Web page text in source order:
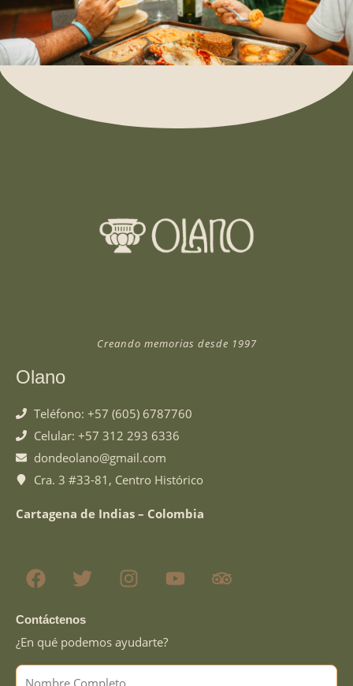
Creando memorias desde 1997
Olano
Teléfono: +57 (605) 6787760
Celular: +57 312 293 6336
dondeolano@gmail.com
Cra. 3 #33-81, Centro Histórico
Cartagena de Indias – Colombia
F
a
e
b
o
T
w
t
t
e
I
n
a
g
Y
o
b
T
r
d
Contáctenos
¿En qué podemos ayudarte?
Name